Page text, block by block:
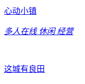
心动小镇
多人在线 休闲 经营
这城有良田